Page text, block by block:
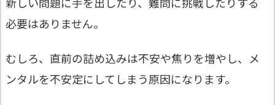
必要はありません。
むしろ、直前の詰め込みは不安や焦りを増やし、メ
ンタルを不安定にしてしまう原因になります。